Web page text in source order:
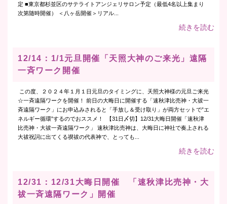
定 ■東京都杉並区のサテライトアンジェリサロン予定（最低4名以上集まり
次第随時開催） ＜八ヶ岳開催＞リアル...
続きを読む
12/14：1/1元旦開催「天照大神のご来光」遠隔
一斉ワーク開催
この度、２０２４年１月１日元旦のタイミングに、天照大神様の元旦ご来光
☆一斉遠隔ワークを開催！ 前日の大晦日に開催する「速秋津比売神・大祓一
斉遠隔ワーク」にお申込みされると「手放し＆受け取り」が両方セットで”エ
ネルギー循環”するのでおススメ！ 【31日〆切】12/31大晦日開催「速秋津
比売神・大祓一斉遠隔ワーク」 速秋津比売神は、大晦日に神社で奏上される
大祓祝詞に出てくる禊祓の代表神で、とっても...
続きを読む
12/31：12/31大晦日開催 「速秋津比売神・大
祓一斉遠隔ワーク」開催